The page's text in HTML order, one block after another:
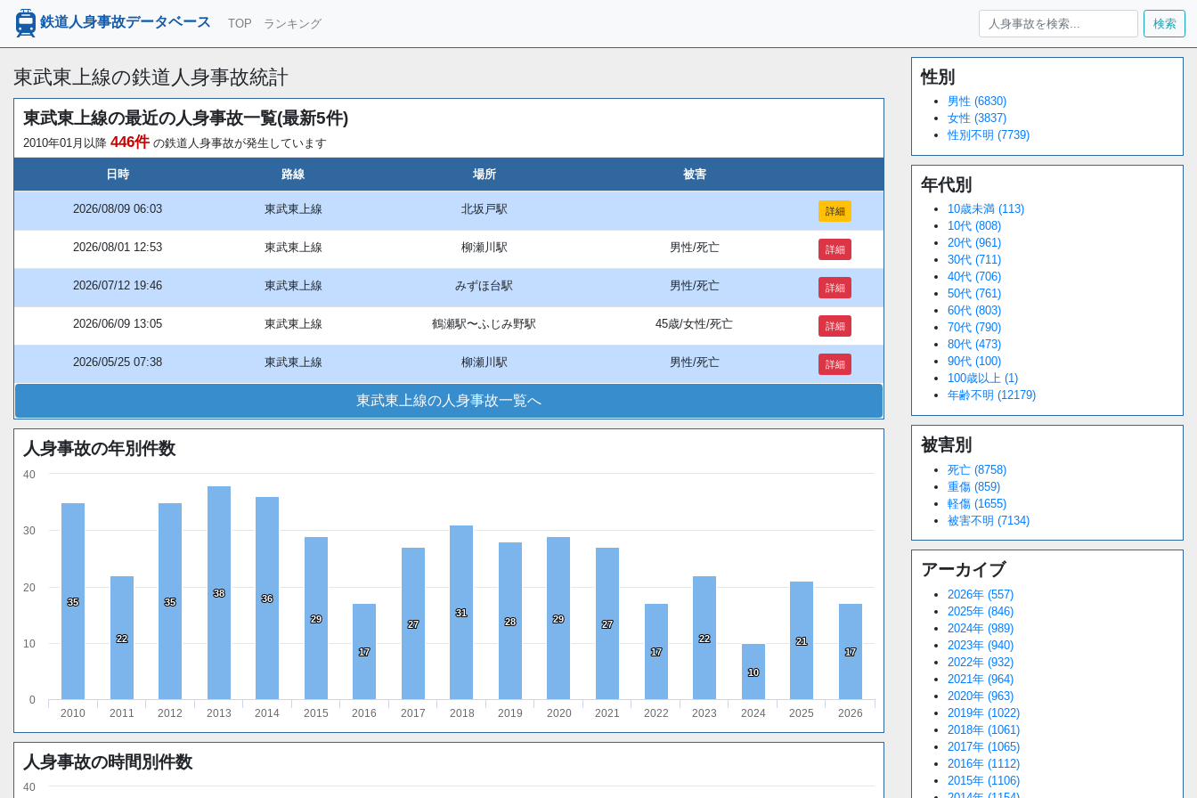
鉄道人身事故データベース TOP ランキング 検索
東武東上線の鉄道人身事故統計
東武東上線の最近の人身事故一覧(最新5件)
2010年01月以降 446件の鉄道人身事故が発生しています
日時 路線 場所 被害
2026/08/09 06:03 東武東上線 北坂戸駅 詳細
2026/08/01 12:53 東武東上線 柳瀬川駅 男性/死亡 詳細
2026/07/12 19:46 東武東上線 みずほ台駅 男性/死亡 詳細
2026/06/09 13:05 東武東上線 鶴瀬駅〜ふじみ野駅 45歳/女性/死亡 詳細
2026/05/25 07:38 東武東上線 柳瀬川駅 男性/死亡 詳細
東武東上線の人身事故一覧へ
人身事故の年別件数
35
35
22
22
35
35
38
38 36
36
29
29
17
17
27
27
31
31
28
28 29
29 27
27
17
17
22
22
10
10
21
21
17
17
2010 2011 2012 2013 2014 2015 2016 2017 2018 2019 2020 2021 2022 2023 2024 2025 2026
0
10
20
30
40
人身事故の時間別件数
40
性別
男性 (6830)
女性 (3837)
性別不明 (7739)
年代別
10歳未満 (113)
10代 (808)
20代 (961)
30代 (711)
40代 (706)
50代 (761)
60代 (803)
70代 (790)
80代 (473)
90代 (100)
100歳以上 (1)
年齢不明 (12179)
被害別
死亡 (8758)
重傷 (859)
軽傷 (1655)
被害不明 (7134)
アーカイブ
2026年 (557)
2025年 (846)
2024年 (989)
2023年 (940)
2022年 (932)
2021年 (964)
2020年 (963)
2019年 (1022)
2018年 (1061)
2017年 (1065)
2016年 (1112)
2015年 (1106)